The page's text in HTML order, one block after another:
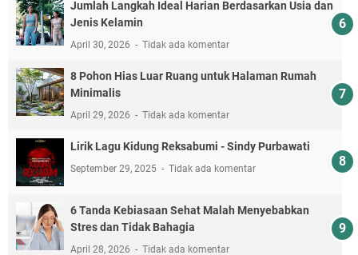
Jumlah Langkah Ideal Harian Berdasarkan Usia dan
Jenis Kelamin
April 30, 2026 Tidak ada komentar
8 Pohon Hias Luar Ruang untuk Halaman Rumah
Minimalis
April 29, 2026 Tidak ada komentar
Lirik Lagu Kidung Reksabumi‬ - Sindy Purbawati
September 29, 2025 Tidak ada komentar
6 Tanda Kebiasaan Sehat Malah Menyebabkan
Stres dan Tidak Bahagia
April 28, 2026 Tidak ada komentar